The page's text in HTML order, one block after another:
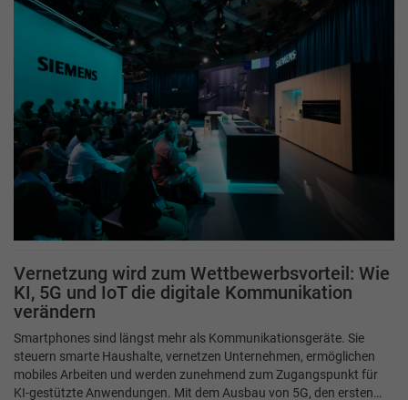
Vernetzung wird zum Wettbewerbsvorteil: Wie
KI, 5G und IoT die digitale Kommunikation
verändern
Smartphones sind längst mehr als Kommunikationsgeräte. Sie
steuern smarte Haushalte, vernetzen Unternehmen, ermöglichen
mobiles Arbeiten und werden zunehmend zum Zugangspunkt für
KI-gestützte Anwendungen. Mit dem Ausbau von 5G, den ersten…